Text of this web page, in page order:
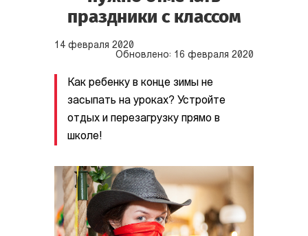
праздники с классом
14 февраля 2020
Обновлено: 16 февраля 2020
Как ребенку в конце зимы не
засыпать на уроках? Устройте
отдых и перезагрузку прямо в
школе!